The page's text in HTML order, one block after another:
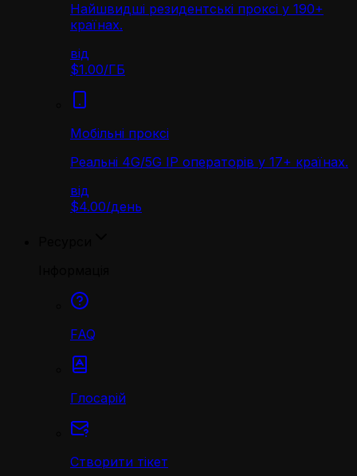
Найшвидші резидентські проксі у 190+
країнах.
від
$1.00/ГБ
Мобільні проксі
Реальні 4G/5G IP операторів у 17+ країнах.
від
$4.00/день
FAQ
Глосарій
Створити тікет